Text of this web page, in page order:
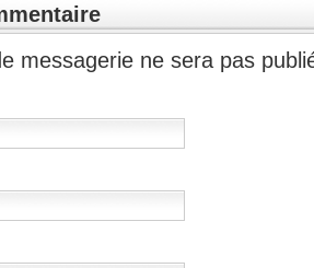
messagerie ne sera pas